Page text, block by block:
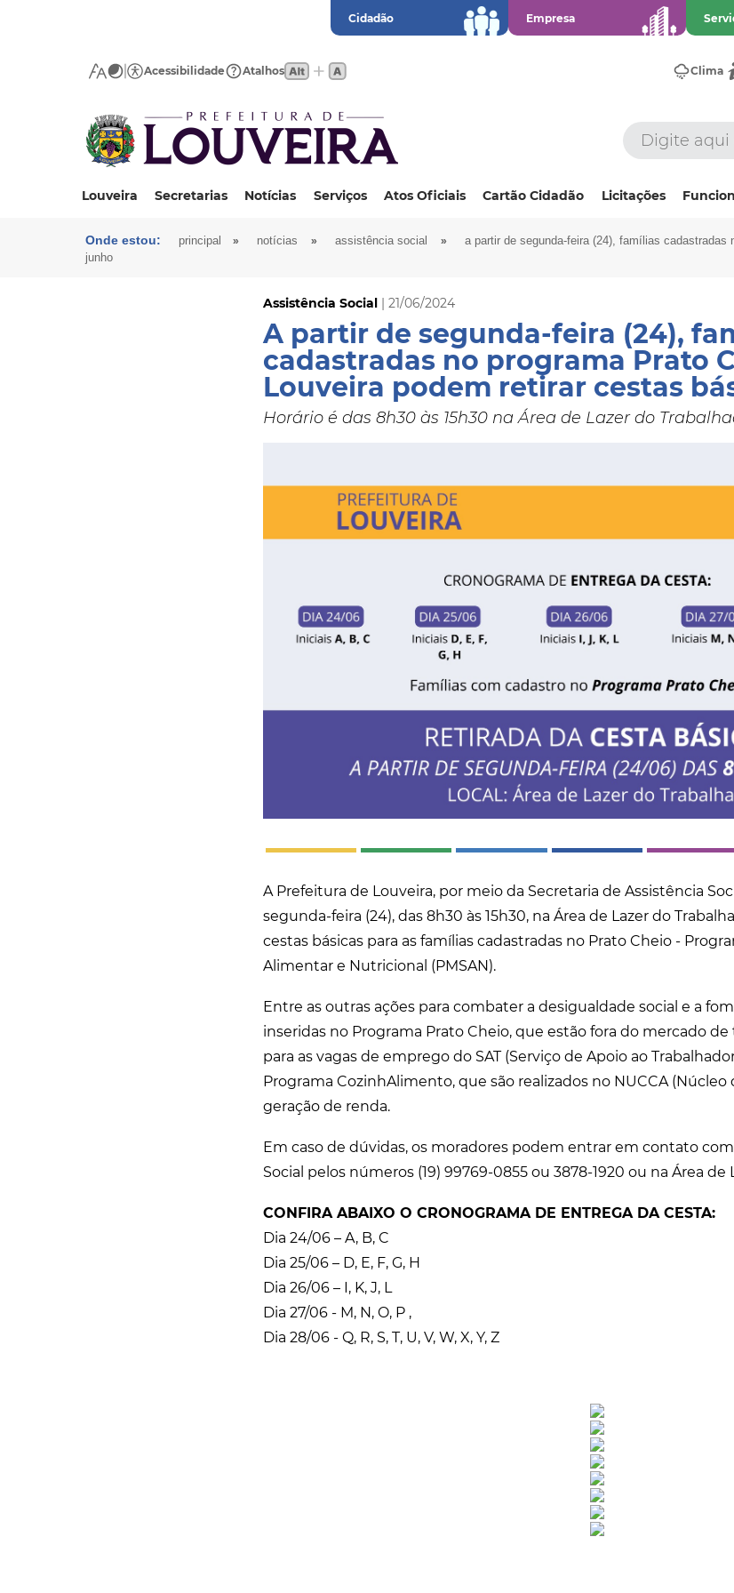
Cidadão Empresa
Acessibilidade Atalhos Clima
Louveira Secretarias Notícias Serviços Atos Oficiais Cartão Cidadão Licitações
Onde estou: principal » notícias » assistência social »
a partir de segunda-feira (24), famílias
junho
Assistência Social | 21/06/2024
A partir de segunda-feira (24),
cadastradas no programa Prato
Louveira podem retirar cestas
Horário é das 8h30 às 15h30 na Área de Lazer do
A Prefeitura de Louveira, por meio da Secretaria de Assistência
segunda-feira (24), das 8h30 às 15h30, na Área de Lazer do
cestas básicas para as famílias cadastradas no Prato Cheio -
Alimentar e Nutricional (PMSAN).
Entre as outras ações para combater a desigualdade social e a
inseridas no Programa Prato Cheio, que estão fora do mercado
para as vagas de emprego do SAT (Serviço de Apoio ao
Programa CozinhAlimento, que são realizados no NUCCA (Núcleo
geração de renda.
Em caso de dúvidas, os moradores podem entrar em contato
Social pelos números (19) 99769-0855 ou 3878-1920 ou na Área de
CONFIRA ABAIXO O CRONOGRAMA DE ENTREGA DA CESTA:
Dia 24/06 – A, B, C
Dia 25/06 – D, E, F, G, H
Dia 26/06 – I, K, J, L
Dia 27/06 - M, N, O, P ,
Dia 28/06 - Q, R, S, T, U, V, W, X, Y, Z